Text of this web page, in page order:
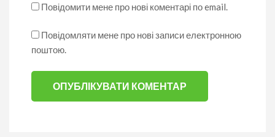
Повідомити мене про нові коментарі по email.
Повідомляти мене про нові записи електронною
поштою.